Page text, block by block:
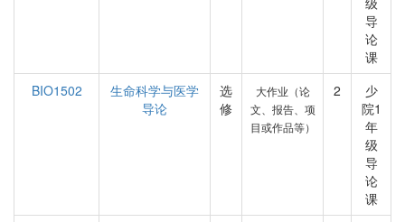
导
论
课
BIO1502
生命科学与医学
导论
选
修
大作业（论
文、报告、项
目或作品等）
2
少
院1
年
级
导
论
课